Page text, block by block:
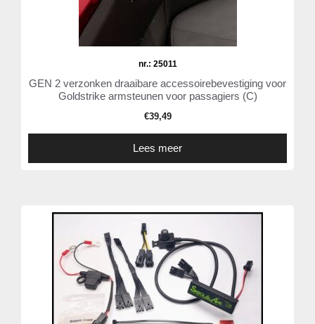
nr.: 25011
GEN 2 verzonken draaibare accessoirebevestiging voor
Goldstrike armsteunen voor passagiers (C)
€39,49
Lees meer